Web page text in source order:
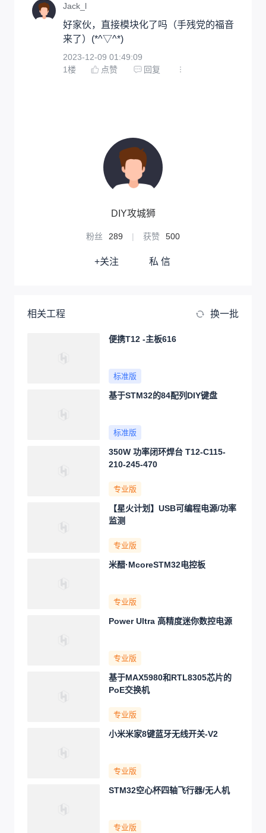
Jack_l
好家伙，直接模块化了吗（手残党的福音
来了）(*^▽^*)
2023-12-09 01:49:09
1楼 点赞 回复
DIY攻城狮
粉丝 289 | 获赞 500
+关注 私 信
相关工程 换一批
便携T12 -主板616
标准版
基于STM32的84配列DIY键盘
标准版
350W 功率闭环焊台 T12-C115-
210-245-470
专业版
【星火计划】USB可编程电源/功率
监测
专业版
米醋·McoreSTM32电控板
专业版
Power Ultra 高精度迷你数控电源
专业版
基于MAX5980和RTL8305芯片的
PoE交换机
专业版
小米米家8键蓝牙无线开关-V2
专业版
STM32空心杯四轴飞行器/无人机
专业版